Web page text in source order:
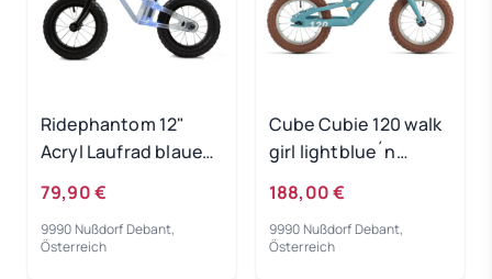
Ridephantom 12"
Acryl Laufrad blaues
79,90 €
9990 Nußdorf Debant,
Österreich
Cube Cubie 120 walk
girl lightblue´n
188,00 €
9990 Nußdorf Debant,
Österreich